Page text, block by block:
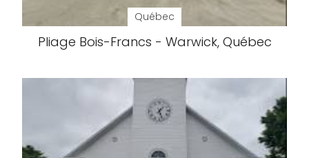
Québec
Pliage Bois-Francs - Warwick, Québec